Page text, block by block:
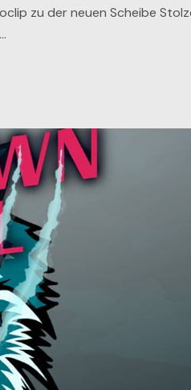
zu der neuen Scheibe